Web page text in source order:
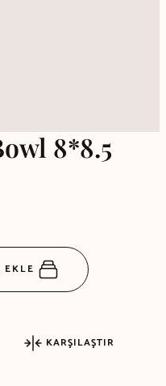
8*8.5
EKLE
KARŞILAŞTIR